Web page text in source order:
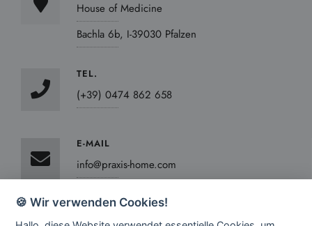
House of Medicine
Bachla 6b, I-39030 Pfalzen
TEL.
(+39) 0474 862 658
E-MAIL
info@praxis-home.com
🍪 Wir verwenden Cookies!